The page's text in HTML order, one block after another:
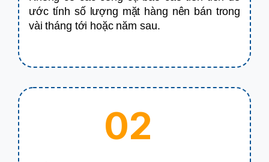
ước tính số lượng mặt hàng nên bán trong
vài tháng tới hoặc năm sau.
02